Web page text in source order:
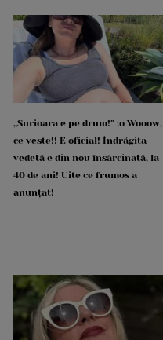
„Surioara e pe drum!” :o Wooow,
ce veste!! E oficial! Îndrăgita
vedetă e din nou însărcinată, la
40 de ani! Uite ce frumos a
anunțat!